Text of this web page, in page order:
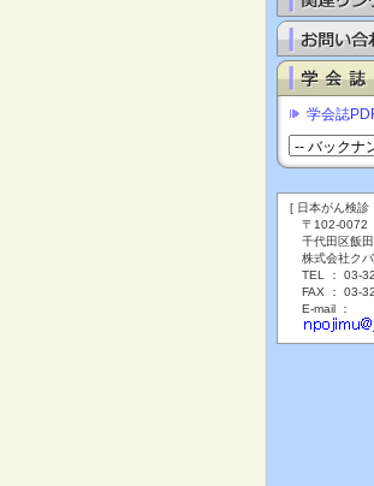
学会誌
[ 日本がん検診
〒102-0072
千代田区飯
株式会社クバ
TEL ： 03-
FAX ： 03-
E-mail ：